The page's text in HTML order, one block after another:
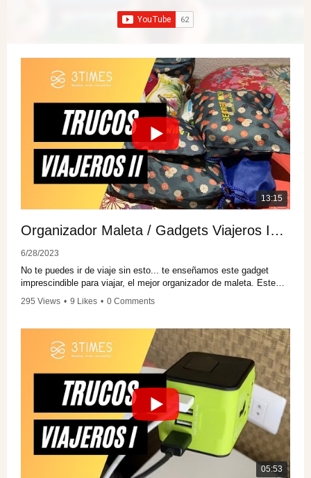
13:15
Organizador Maleta / Gadgets Viajeros Imprescindibles II /
6/28/2023
No te puedes ir de viaje sin esto... te enseñamos este gadget
imprescindible para viajar, el mejor organizador de maleta. Este
tu equipaje y durante el viaje, como nos paso a nosotras.
Organizador maleta calidad media:
https://amzn.to/3NQ9vB3
Organizador maleta calidad alta:
https://amzn.to/3PzoosQ
https://amzn.to/3rbbCGz
Organizador ropa sucia sin percha:
https://amzn.to/3CQ0GAV
295 Views • 9 Likes • 0 Comments
05:53